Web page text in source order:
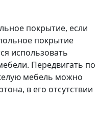
покрытие, если
покрытие
использовать
Передвигать по
мебель можно
в его отсутствии